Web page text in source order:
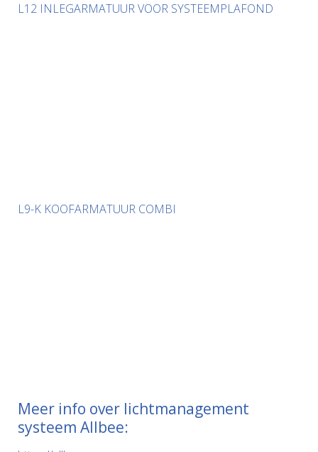
L12 INLEGARMATUUR VOOR SYSTEEMPLAFOND
L9-K KOOFARMATUUR COMBI
Meer info over lichtmanagement
systeem Allbee: